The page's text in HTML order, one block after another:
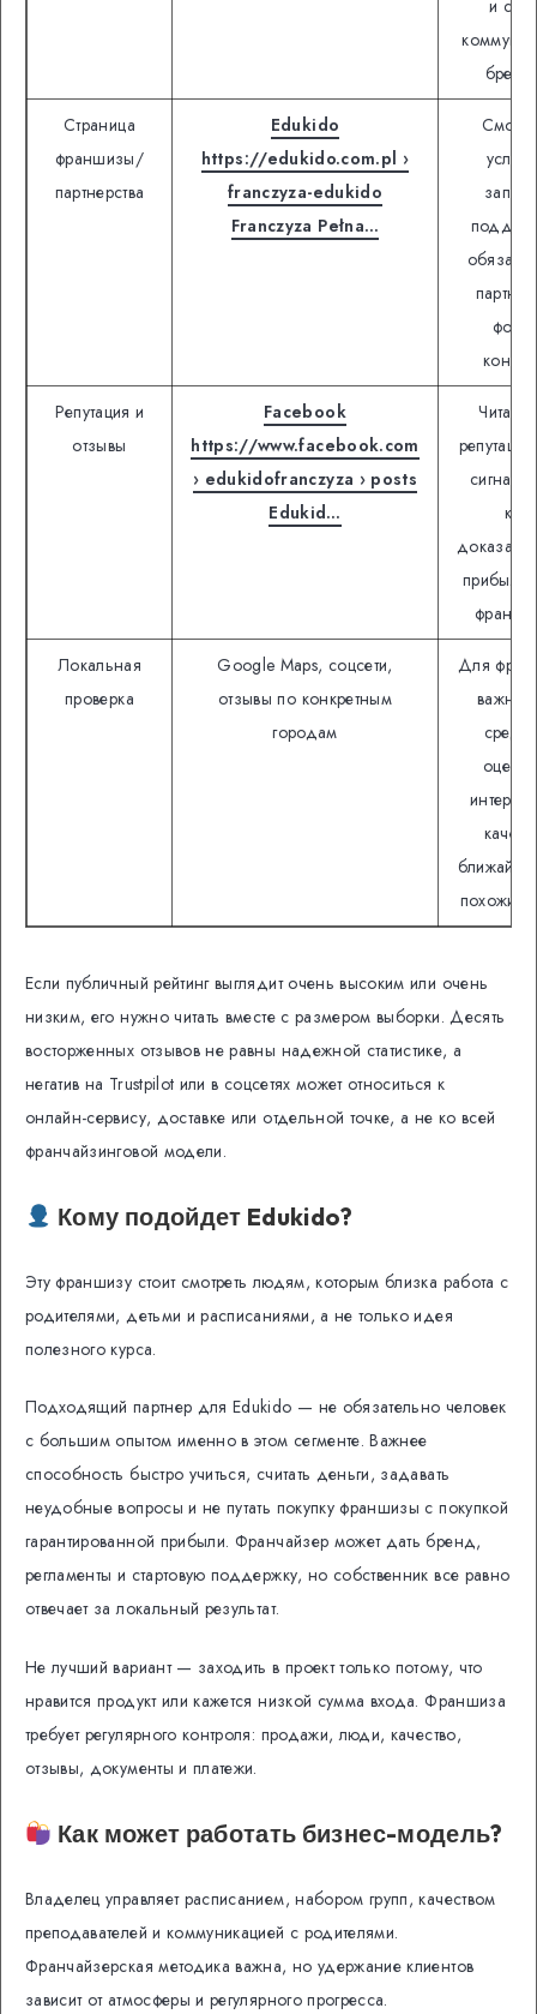
и
Страница
франшизы/
партнерства
Edukido
https://edukido.com.pl ›
franczyza-edukido
Franczyza Pełna…
Репутация и
отзывы
Facebook
https://www.facebook.com
› edukidofranczyza › posts
Edukid…
Читать
сигнал,
как
Локальная
проверка
Google Maps, соцсети,
отзывы по конкретным
городам
Для
похожих
Если публичный рейтинг выглядит очень высоким или очень
низким, его нужно читать вместе с размером выборки. Десять
восторженных отзывов не равны надежной статистике, а
негатив на Trustpilot или в соцсетях может относиться к
онлайн-сервису, доставке или отдельной точке, а не ко всей
франчайзинговой модели.
Кому подойдет Edukido?
Эту франшизу стоит смотреть людям, которым близка работа с
родителями, детьми и расписаниями, а не только идея
полезного курса.
Подходящий партнер для Edukido — не обязательно человек
с большим опытом именно в этом сегменте. Важнее
способность быстро учиться, считать деньги, задавать
неудобные вопросы и не путать покупку франшизы с покупкой
гарантированной прибыли. Франчайзер может дать бренд,
регламенты и стартовую поддержку, но собственник все равно
отвечает за локальный результат.
Не лучший вариант — заходить в проект только потому, что
нравится продукт или кажется низкой сумма входа. Франшиза
требует регулярного контроля: продажи, люди, качество,
отзывы, документы и платежи.
Как может работать бизнес-модель?
Владелец управляет расписанием, набором групп, качеством
преподавателей и коммуникацией с родителями.
Франчайзерская методика важна, но удержание клиентов
зависит от атмосферы и регулярного прогресса.